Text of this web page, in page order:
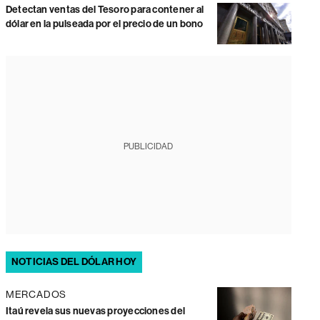
Detectan ventas del Tesoro para contener al
dólar en la pulseada por el precio de un bono
PUBLICIDAD
NOTICIAS DEL DÓLAR HOY
MERCADOS
Itaú revela sus nuevas proyecciones del